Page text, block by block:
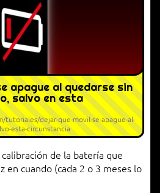
apague al quedarse sin
salvo en esta
dejar-que-movil-se-apague-al-
esta-circunstancia
de la batería que
en cuando (cada 2 o 3 meses lo